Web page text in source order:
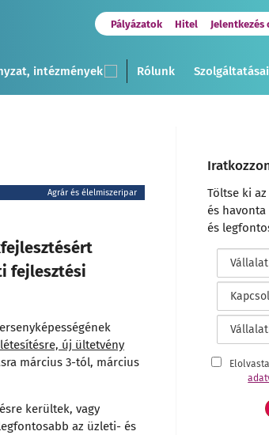
Pályázatok Hitel
intézmények Rólunk
Agrár és élelmiszeripar
fejlesztési
új ültetvény
március 3-tól, március
kerültek, vagy
az üzleti- és
Töltse ki
és
és